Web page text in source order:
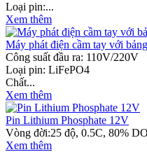
Loại pin:...
Xem thêm
Máy phát điện cầm tay với
Công suất đầu ra: 110V/220V
Loại pin: LiFePO4
Chất...
Xem thêm
Pin Lithium Phosphate 12V
Vòng đời:25 độ, 0.5C, 80%
Xem thêm